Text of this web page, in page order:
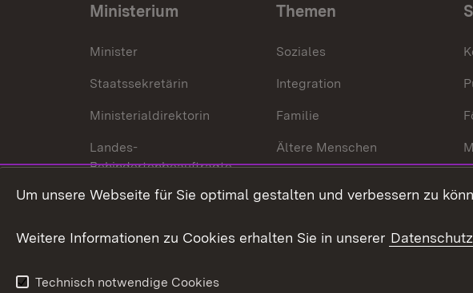
Ministerium
Minister
Staatssekretärin
Ministerialdirektorin
Landes-
Behindertenbeauftragte
Bürgerreferent
Karriere
Themen
Soziales
Integration
Familie
Ältere Menschen
Behinderungen
Bürgerengagement
Um unsere Webseite für Sie optimal gestalten und verbessern zu
Weitere Informationen zu Cookies erhalten Sie in unserer
Technisch notwendige Cookies